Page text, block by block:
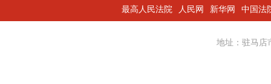
最高人民法院 人民网 新华网 中国法
地址：驻马